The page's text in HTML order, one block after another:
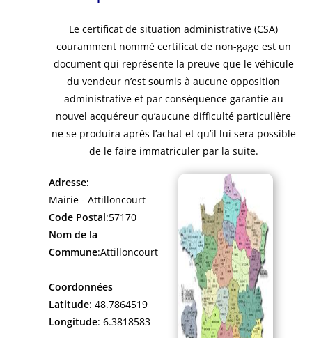
Le certificat de situation administrative (CSA)
couramment nommé certificat de non-gage est un
document qui représente la preuve que le véhicule
du vendeur n’est soumis à aucune opposition
administrative et par conséquence garantie au
nouvel acquéreur qu’aucune difficulté particulière
ne se produira après l’achat et qu’il lui sera possible
de le faire immatriculer par la suite.
Adresse:
Mairie - Attilloncourt
Code Postal:57170
Nom de la
Commune:Attilloncourt
Coordonnées
Latitude: 48.7864519
Longitude: 6.3818583